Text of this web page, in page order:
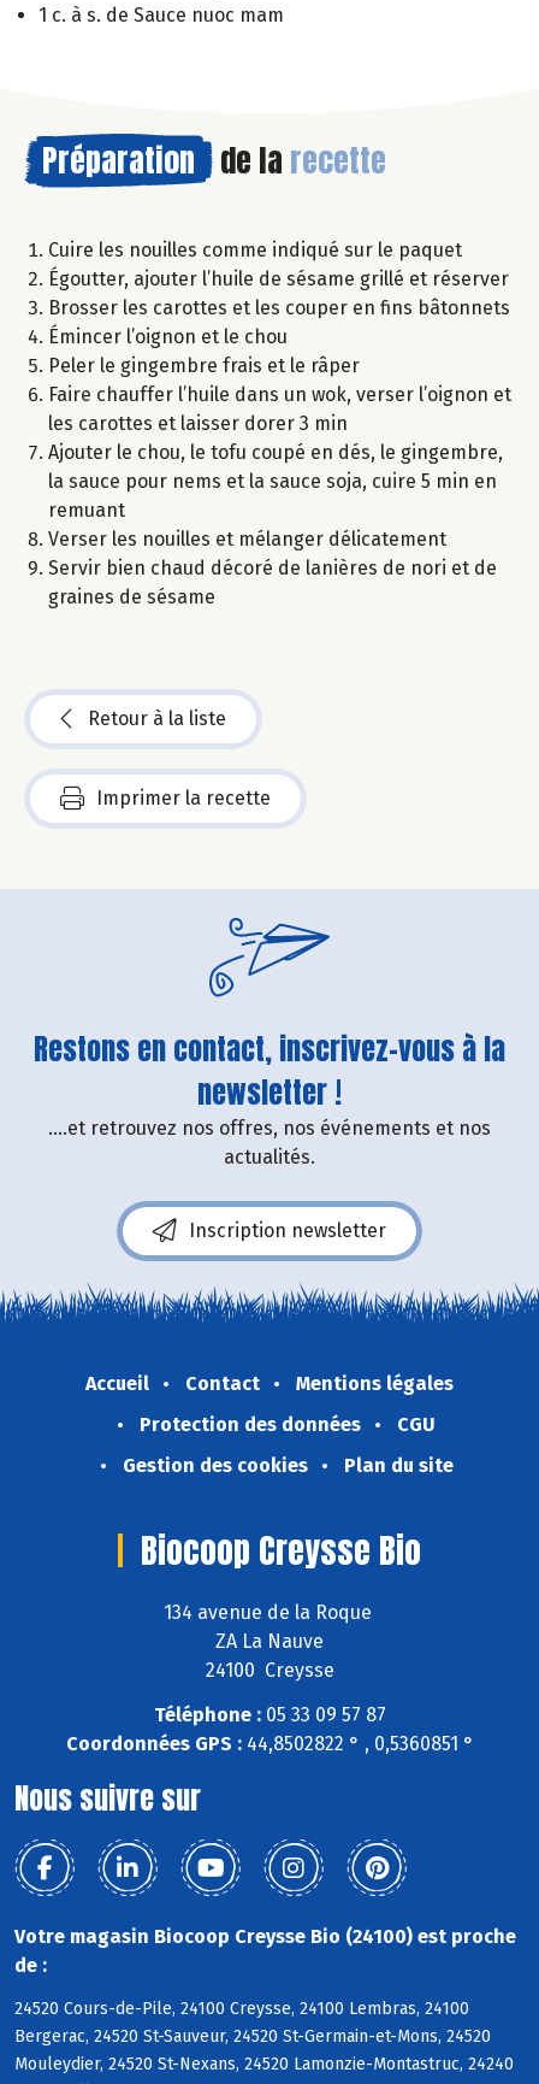
1 c. à s. de Sauce nuoc mam
Préparation de la recette
Cuire les nouilles comme indiqué sur le paquet
Égoutter, ajouter l’huile de sésame grillé et réserver
Brosser les carottes et les couper en fins bâtonnets
Émincer l’oignon et le chou
Peler le gingembre frais et le râper
Faire chauffer l’huile dans un wok, verser l’oignon et
les carottes et laisser dorer 3 min
Ajouter le chou, le tofu coupé en dés, le gingembre,
la sauce pour nems et la sauce soja, cuire 5 min en
remuant
Verser les nouilles et mélanger délicatement
Servir bien chaud décoré de lanières de nori et de
graines de sésame
Retour à la liste
Imprimer la recette
Restons en contact, inscrivez-vous à la
newsletter !
....et retrouvez nos offres, nos événements et nos
actualités.
Inscription newsletter
Accueil Contact
Mentions légales
Protection des données
CGU
Gestion des cookies
Plan du site
Biocoop Creysse Bio
134 avenue de la Roque
ZA La Nauve
24100 Creysse
Téléphone :05 33 09 57 87
Coordonnées GPS :44,8502822 ° , 0,5360851 °
Nous suivre sur
Votre magasin Biocoop Creysse Bio (24100) est proche
de :
24520 Cours-de-Pile, 24100 Creysse, 24100 Lembras, 24100
Bergerac, 24520 St-Sauveur, 24520 St-Germain-et-Mons, 24520
Mouleydier, 24520 St-Nexans, 24520 Lamonzie-Montastruc, 24240